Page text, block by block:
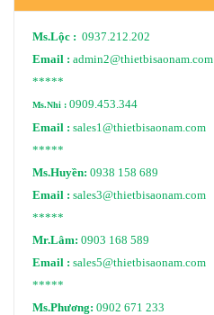
Ms.Lộc : 0937.212.202
Email : admin2@thietbisaonam.com
*****
Ms.Nhi : 0909.453.344
Email : sales1@thietbisaonam.com
*****
Ms.Huyền: 0938 158 689
Email : sales3@thietbisaonam.com
*****
Mr.Lâm: 0903 168 589
Email : sales5@thietbisaonam.com
*****
Ms.Phương: 0902 671 233